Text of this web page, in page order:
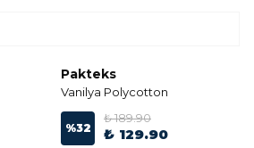
Pakteks
Vanilya Polycotton
%32
₺ 189.90
₺ 129.90